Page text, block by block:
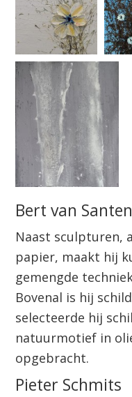
Bert van Santen
Naast sculpturen,
papier, maakt hij
gemengde
Bovenal is hij
selecteerde hij
natuurmotief in
opgebracht.
Pieter Schmits